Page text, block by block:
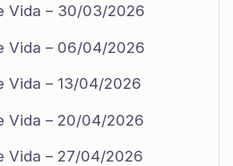
Vida – 30/03/2026
Vida – 06/04/2026
Vida – 13/04/2026
Vida – 20/04/2026
Vida – 27/04/2026